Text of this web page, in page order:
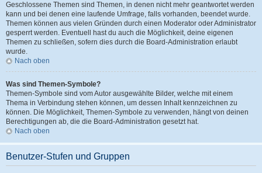
Geschlossene Themen sind Themen, in denen nicht mehr geantwortet werden
kann und bei denen eine laufende Umfrage, falls vorhanden, beendet wurde.
Themen können aus vielen Gründen durch einen Moderator oder Administrator
gesperrt werden. Eventuell hast du auch die Möglichkeit, deine eigenen
Themen zu schließen, sofern dies durch die Board-Administration erlaubt
wurde.
Nach oben
Was sind Themen-Symbole?
Themen-Symbole sind vom Autor ausgewählte Bilder, welche mit einem
Thema in Verbindung stehen können, um dessen Inhalt kennzeichnen zu
können. Die Möglichkeit, Themen-Symbole zu verwenden, hängt von deinen
Berechtigungen ab, die die Board-Administration gesetzt hat.
Nach oben
Benutzer-Stufen und Gruppen